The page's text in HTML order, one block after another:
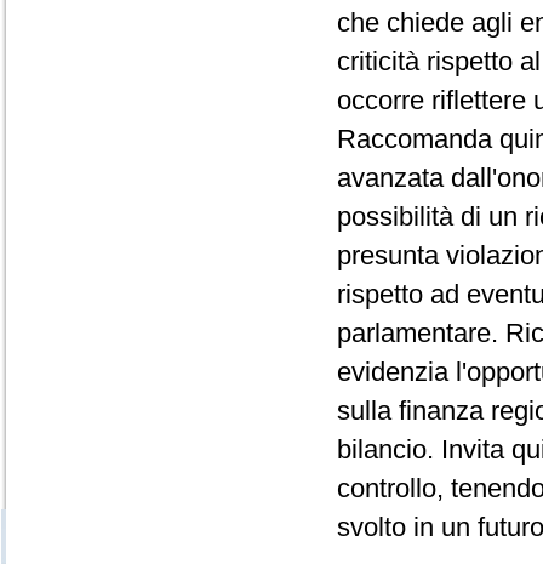
che chiede agli
criticità rispetto
occorre riflettere
Raccomanda
avanzata
possibilità di un
presunta
rispetto ad
parlamentare.
evidenzia
sulla finanza
bilancio. Invita
controllo,
svolto in un